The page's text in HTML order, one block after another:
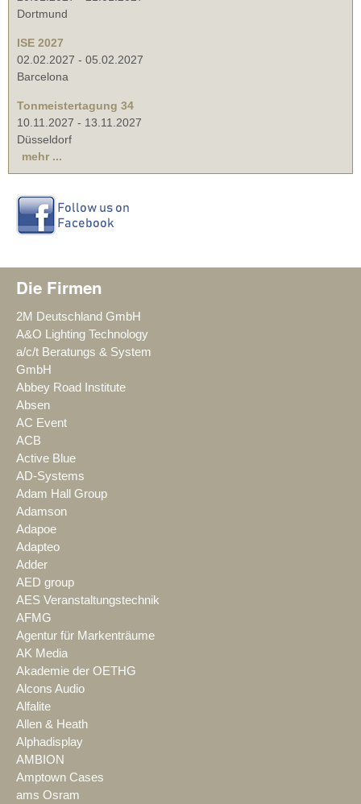
Dortmund
ISE 2027
02.02.2027 - 05.02.2027
Barcelona
Tonmeistertagung 34
10.11.2027 - 13.11.2027
Düsseldorf
mehr ...
Die Firmen
2M Deutschland GmbH
A&O Lighting Technology
a/c/t Beratungs & System
GmbH
Abbey Road Institute
Absen
AC Event
ACB
Active Blue
AD-Systems
Adam Hall Group
Adamson
Adapoe
Adapteo
Adder
AED group
AES Veranstaltungstechnik
AFMG
Agentur für Markenträume
AK Media
Akademie der OETHG
Alcons Audio
Alfalite
Allen & Heath
Alphadisplay
AMBION
Amptown Cases
ams Osram